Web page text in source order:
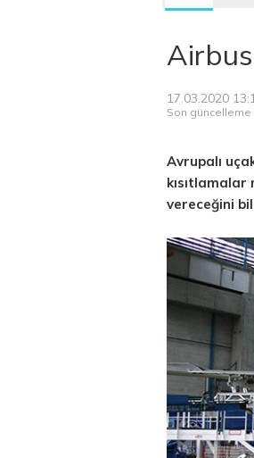
17.03.2020
Son güncelleme
Avrupalı
vereceğini